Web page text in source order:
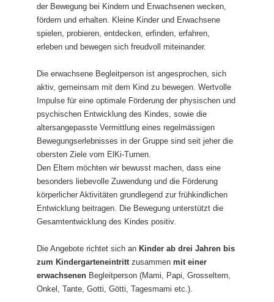
der Bewegung bei Kindern und Erwachsenen wecken,
fördern und erhalten. Kleine Kinder und Erwachsene
spielen, probieren, entdecken, erfinden, erfahren,
erleben und bewegen sich freudvoll miteinander.
Die erwachsene Begleitperson ist angesprochen, sich
aktiv, gemeinsam mit dem Kind zu bewegen. Wertvolle
Impulse für eine optimale Förderung der physischen und
psychischen Entwicklung des Kindes, sowie die
altersangepasste Vermittlung eines regelmässigen
Bewegungserlebnisses in der Gruppe sind seit jeher die
obersten Ziele vom ElKi-Turnen.
Den Eltern möchten wir bewusst machen, dass eine
besonders liebevolle Zuwendung und die Förderung
körperlicher Aktivitäten grundlegend zur frühkindlichen
Entwicklung beitragen. Die Bewegung unterstützt die
Gesamtentwicklung des Kindes positiv.
Die Angebote richtet sich an Kinder ab drei Jahren bis
zum Kindergarteneintritt zusammen mit einer
erwachsenen Begleitperson (Mami, Papi, Grosseltern,
Onkel, Tante, Gotti, Götti, Tagesmami etc.).